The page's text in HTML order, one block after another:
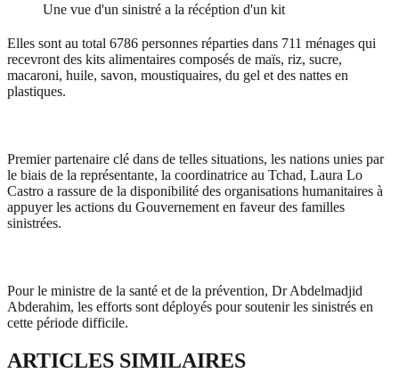
Une vue d'un sinistré a la récéption d'un kit
Elles sont au total 6786 personnes réparties dans 711 ménages qui
recevront des kits alimentaires composés de maïs, riz, sucre,
macaroni, huile, savon, moustiquaires, du gel et des nattes en
plastiques.
Premier partenaire clé dans de telles situations, les nations unies par
le biais de la représentante, la coordinatrice au Tchad, Laura Lo
Castro a rassure de la disponibilité des organisations humanitaires à
appuyer les actions du Gouvernement en faveur des familles
sinistrées.
Pour le ministre de la santé et de la prévention, Dr Abdelmadjid
Abderahim, les efforts sont déployés pour soutenir les sinistrés en
cette période difficile.
ARTICLES SIMILAIRES